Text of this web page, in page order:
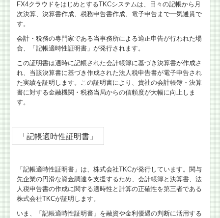
FX4クラウドをはじめとするTKCシステムは、日々の記帳から月
次決算、決算書作成、税務申告書作成、電子申告まで一気通貫で
す。
会計・税務の専門家である当事務所による適正申告が行われた場
合、「記帳適時性証明書」が発行されます。
この証明書は適時に記帳された会計帳簿に基づき決算書が作成さ
れ、当該決算書に基づき作成された法人税申告書が電子申告され
た実績を証明します。この証明書により、貴社の会計帳簿・決算
書に対する金融機関・税務当局からの信頼度が大幅に向上しま
す。
「記帳適時性証明書」
「記帳適時性証明書」は、株式会社TKCが発行しています。関与
先企業の円滑な資金調達を支援するため、会計帳簿と決算書、法
人税申告書の作成に関する適時性と計算の正確性を第三者である
株式会社TKCが証明します。
いま、「記帳適時性証明書」を融資や金利優遇の判断に活用する